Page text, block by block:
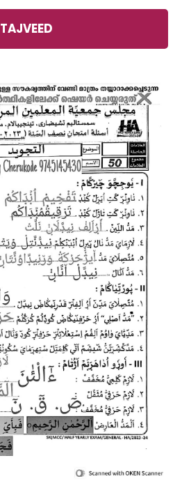
TAJVEED